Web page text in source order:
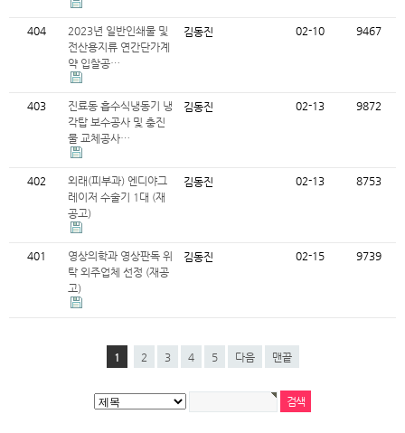
404
2023년 일반인쇄물 및
전산용지류 연간단가계
약 입찰공…
김동진 02-10 9467
403
진료동 흡수식냉동기 냉
각탑 보수공사 및 충진
물 교체공사…
김동진 02-13 9872
402
외래(피부과) 엔디야그
레이저 수술기 1대 (재
공고)
김동진 02-13 8753
401
영상의학과 영상판독 위
탁 외주업체 선정 (재공
고)
김동진 02-15 9739
1 2 3 4 5 다음 맨끝